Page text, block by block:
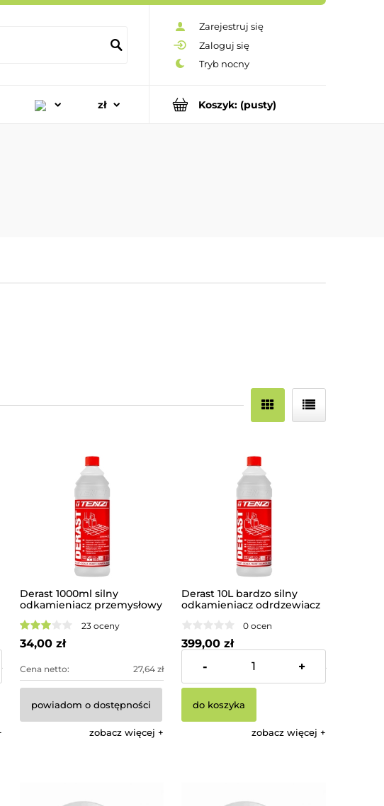
Zarejestruj się
Zaloguj się
Koszyk: (pusty)
Derast 1000ml silny
odkamieniacz przemysłowy
23 oceny
34,00 zł
Cena netto: 27,64 zł
powiadom o dostępności
zobacz więcej
Derast 10L bardzo silny
odkamieniacz odrdzewiacz
0 ocen
399,00 zł
Cena netto: 324,39 zł
- +
do koszyka
zobacz więcej